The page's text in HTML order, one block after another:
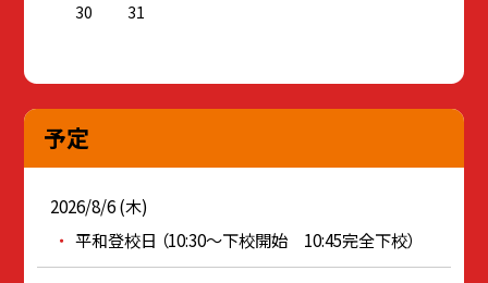
30
31
予定
2026/8/6 (木)
平和登校日 （10:30～下校開始 10:45完全下校）